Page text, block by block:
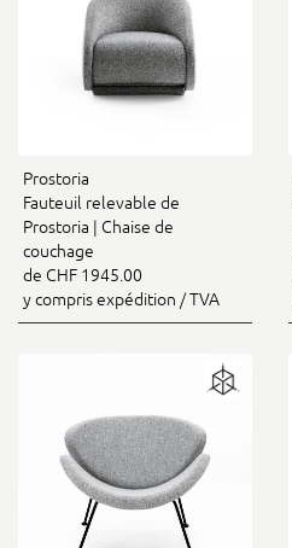
Prostoria
Fauteuil relevable de
Prostoria | Chaise de
couchage
de CHF 1945.00
y compris expédition / TVA